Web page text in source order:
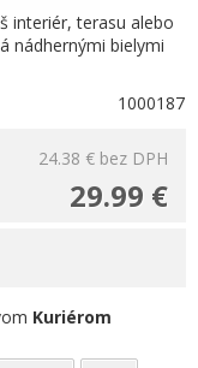
interiér, terasu alebo
nádhernými bielymi
1000187
24.38 € bez DPH
29.99 €
Kuriérom